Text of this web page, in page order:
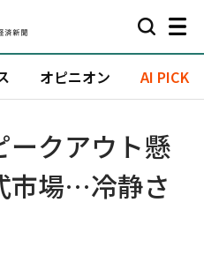
オピニオン AI PICK
ークアウト懸
市場…冷静さ